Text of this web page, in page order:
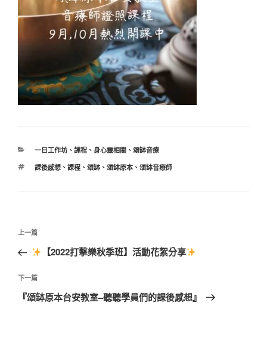
分
一日工作坊、 課程、 身心靈相關 、 頌缽音療
標
課後感想、 課程、 頌缽、 頌缽原本、 頌缽音療師
文
導
覽
上
一
文
章
上一篇
【2022打擊樂秋季班】活動花絮分享
下
一
下一篇
『頌缽原本台安教室–聽聽學員們的課後感想』